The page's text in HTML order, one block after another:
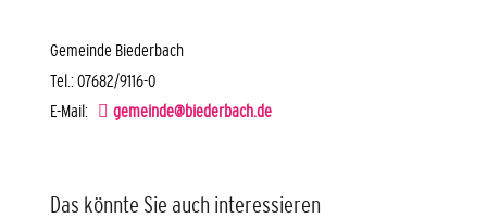
Gemeinde Biederbach
Tel.: 07682/9116-0
E-Mail:
gemeinde@biederbach.de
Das könnte Sie auch interessieren